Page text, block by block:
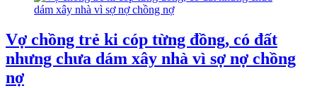
Vợ chồng trẻ ki cóp từng đồng, có đất
nhưng chưa dám xây nhà vì sợ nợ chồng
nợ